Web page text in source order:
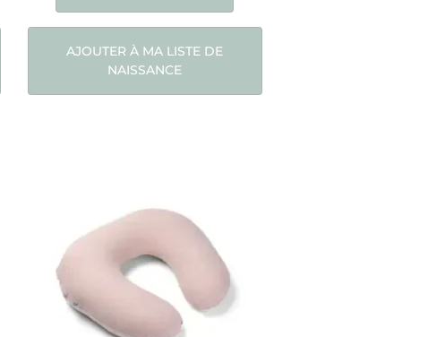
AJOUTER À MA LISTE DE
NAISSANCE